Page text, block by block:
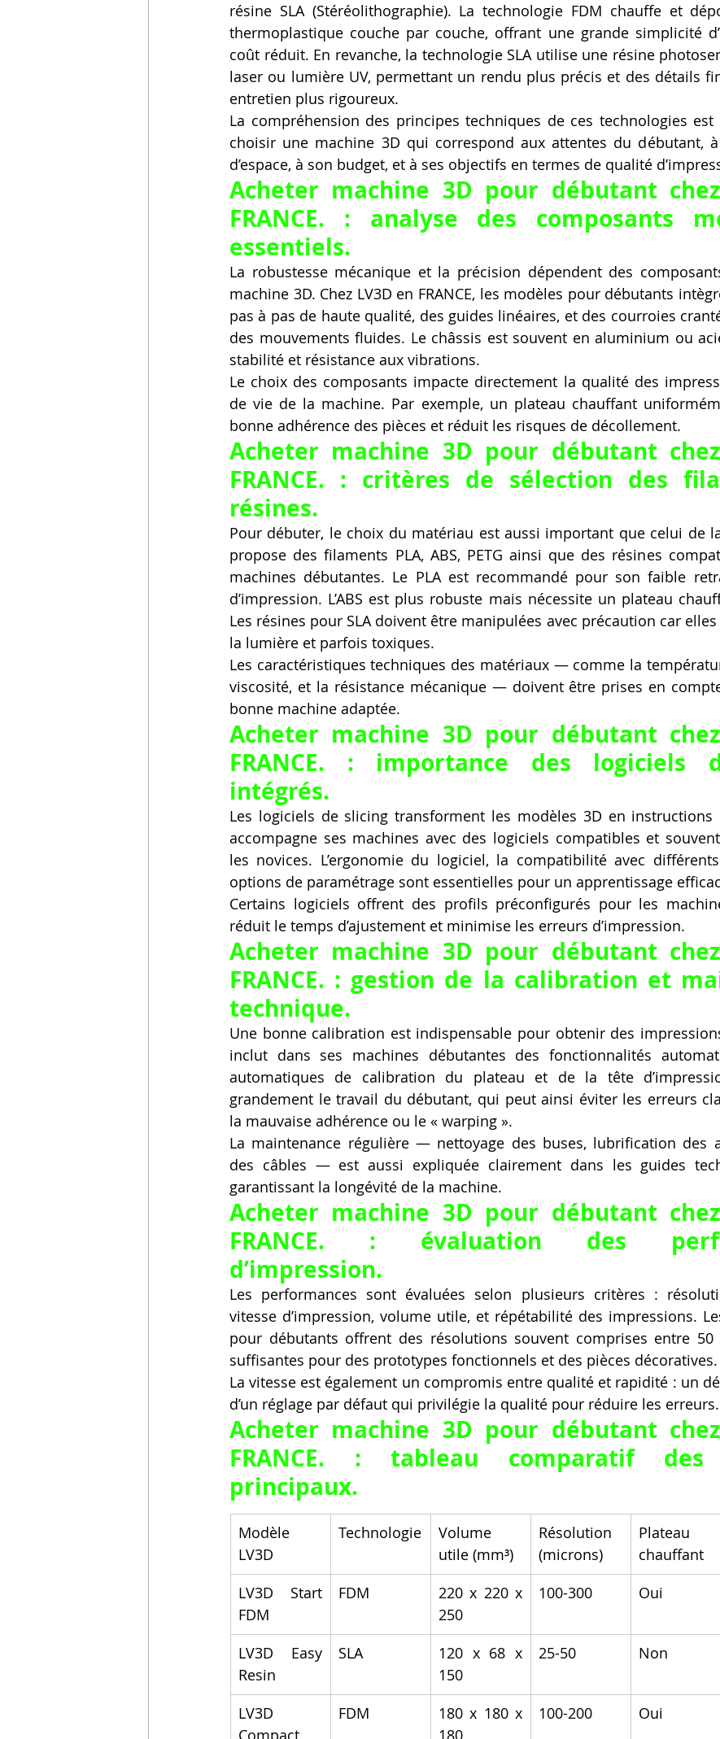
résine SLA (Stéréolithographie). La technologie FDM chauffe et
thermoplastique couche par couche, offrant une grande simplicité
coût réduit. En revanche, la technologie SLA utilise une résine
laser ou lumière UV, permettant un rendu plus précis et des détails
entretien plus rigoureux.
La compréhension des principes techniques de ces technologies
choisir une machine 3D qui correspond aux attentes du débutant,
d’espace, à son budget, et à ses objectifs en termes de qualité
Acheter machine 3D pour débutant
FRANCE. : analyse des composants
essentiels.
La robustesse mécanique et la précision dépendent des
machine 3D. Chez LV3D en FRANCE, les modèles pour débutants
pas à pas de haute qualité, des guides linéaires, et des courroies
des mouvements fluides. Le châssis est souvent en aluminium ou
stabilité et résistance aux vibrations.
Le choix des composants impacte directement la qualité des
de vie de la machine. Par exemple, un plateau chauffant
bonne adhérence des pièces et réduit les risques de décollement.
Acheter machine 3D pour débutant
FRANCE. : critères de sélection des
résines.
Pour débuter, le choix du matériau est aussi important que celui de
propose des filaments PLA, ABS, PETG ainsi que des résines
machines débutantes. Le PLA est recommandé pour son faible
d’impression. L’ABS est plus robuste mais nécessite un plateau
Les résines pour SLA doivent être manipulées avec précaution car
la lumière et parfois toxiques.
Les caractéristiques techniques des matériaux — comme la
viscosité, et la résistance mécanique — doivent être prises en
bonne machine adaptée.
Acheter machine 3D pour débutant
FRANCE. : importance des logiciels
intégrés.
Les logiciels de slicing transforment les modèles 3D en instructions
accompagne ses machines avec des logiciels compatibles et
les novices. L’ergonomie du logiciel, la compatibilité avec
options de paramétrage sont essentielles pour un apprentissage
Certains logiciels offrent des profils préconfigurés pour les
réduit le temps d’ajustement et minimise les erreurs d’impression.
Acheter machine 3D pour débutant
FRANCE. : gestion de la calibration et
technique.
Une bonne calibration est indispensable pour obtenir des
inclut dans ses machines débutantes des fonctionnalités
automatiques de calibration du plateau et de la tête
grandement le travail du débutant, qui peut ainsi éviter les erreurs
la mauvaise adhérence ou le « warping ».
La maintenance régulière — nettoyage des buses, lubrification des
des câbles — est aussi expliquée clairement dans les guides
garantissant la longévité de la machine.
Acheter machine 3D pour débutant
FRANCE. : évaluation des
d’impression.
Les performances sont évaluées selon plusieurs critères :
vitesse d’impression, volume utile, et répétabilité des impressions.
pour débutants offrent des résolutions souvent comprises entre 50
suffisantes pour des prototypes fonctionnels et des pièces décoratives.
La vitesse est également un compromis entre qualité et rapidité : un
d’un réglage par défaut qui privilégie la qualité pour réduire les erreurs.
Acheter machine 3D pour débutant
FRANCE. : tableau comparatif des
principaux.
Modèle
LV3D
Technologie
Volume
utile (mm³)
Résolution
(microns)
Plateau
chauffant
LV3D Start
FDM
FDM
220 x 220 x
250
100-300 Oui
LV3D Easy
Resin
SLA
120 x 68 x
150
25-50 Non
LV3D
FDM
180 x 180 x
100-200 Oui